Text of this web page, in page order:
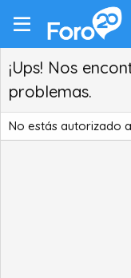
¡Ups! Nos
problemas.
No estás autorizado